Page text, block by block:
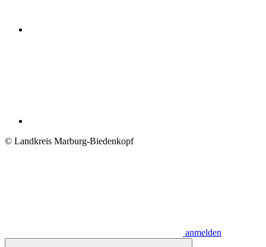
© Landkreis Marburg-Biedenkopf
anmelden